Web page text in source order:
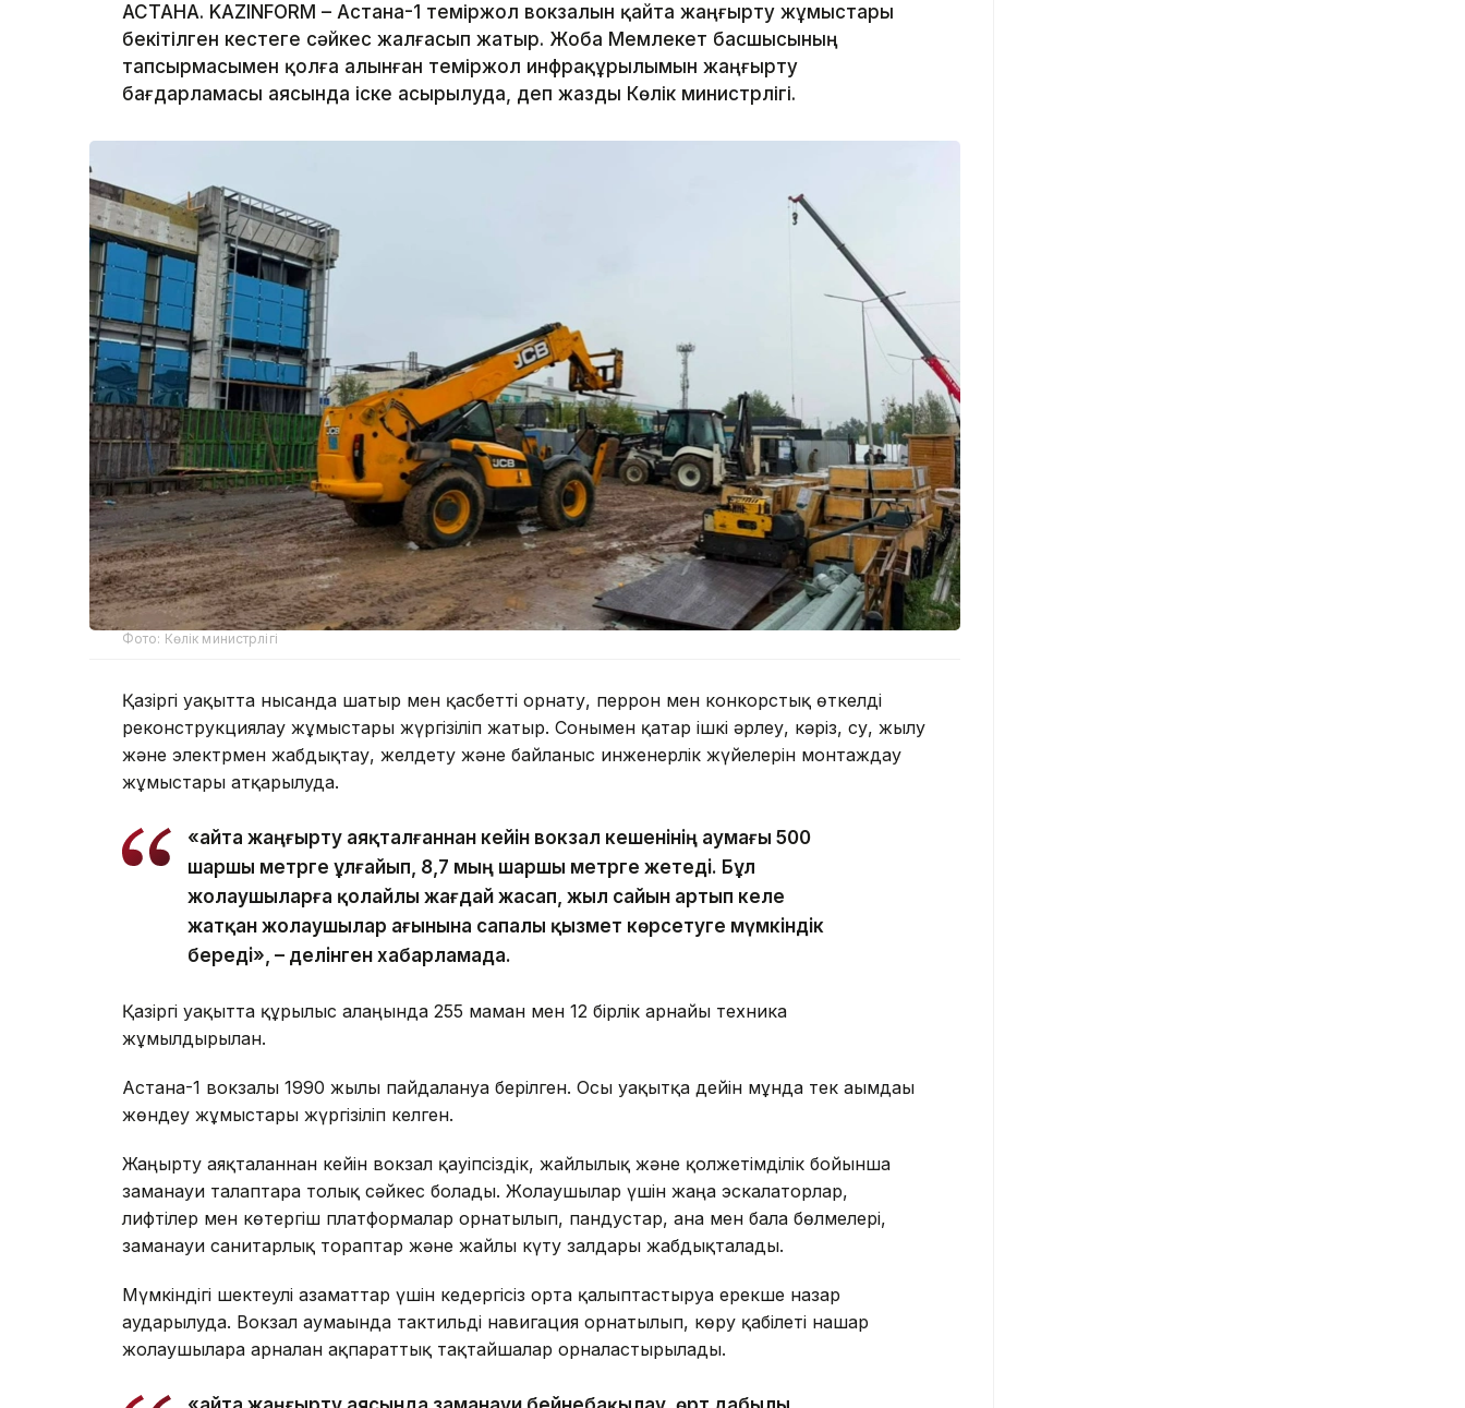
АСТАНА. KAZINFORM – Астана-1 теміржол вокзалын қайта жаңғырту жұмыстары
бекітілген кестеге сәйкес жалғасып жатыр. Жоба Мемлекет басшысының
тапсырмасымен қолға алынған теміржол инфрақұрылымын жаңғырту
бағдарламасы аясында іске асырылуда, деп жазды Көлік министрлігі.
Фото: Көлік министрлігі
Қазіргі уақытта нысанда шатыр мен қасбетті орнату, перрон мен конкорстық өткелді
реконструкциялау жұмыстары жүргізіліп жатыр. Сонымен қатар ішкі әрлеу, кәріз, су, жылу
және электрмен жабдықтау, желдету және байланыс инженерлік жүйелерін монтаждау
жұмыстары атқарылуда.
«Қайта жаңғырту аяқталғаннан кейін вокзал кешенінің аумағы 500
шаршы метрге ұлғайып, 8,7 мың шаршы метрге жетеді. Бұл
жолаушыларға қолайлы жағдай жасап, жыл сайын артып келе
жатқан жолаушылар ағынына сапалы қызмет көрсетуге мүмкіндік
береді», – делінген хабарламада.
Қазіргі уақытта құрылыс алаңында 255 маман мен 12 бірлік арнайы техника
жұмылдырылған.
Астана-1 вокзалы 1990 жылы пайдалануға берілген. Осы уақытқа дейін мұнда тек ағымдағы
жөндеу жұмыстары жүргізіліп келген.
Жаңғырту аяқталғаннан кейін вокзал қауіпсіздік, жайлылық және қолжетімділік бойынша
заманауи талаптарға толық сәйкес болады. Жолаушылар үшін жаңа эскалаторлар,
лифтілер мен көтергіш платформалар орнатылып, пандустар, ана мен бала бөлмелері,
заманауи санитарлық тораптар және жайлы күту залдары жабдықталады.
Мүмкіндігі шектеулі азаматтар үшін кедергісіз орта қалыптастыруға ерекше назар
аударылуда. Вокзал аумағында тактильді навигация орнатылып, көру қабілеті нашар
жолаушыларға арналған ақпараттық тақтайшалар орналастырылады.